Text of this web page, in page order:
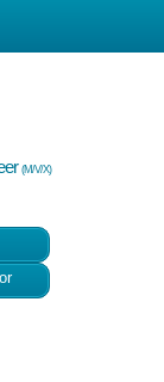
(M/V/X)